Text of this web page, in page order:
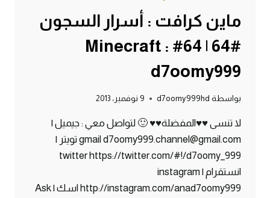
ماين كرافت : أسرار السجون
#64 | 64# Minecraft :
d7oomy999
بواسطة d7oomy999hd 9 نوفمبر، 2013
لا تنسى ♥♥المفضلة♥♥ 🙂 لتواصل معي : جيميل |
gmail d7oomy999.channel@gmail.com تويتر |
twitter https://twitter.com/#!/d7oomy_999
انستقرام | instagram
http://instagram.com/anad7oomy999 اسك | Ask